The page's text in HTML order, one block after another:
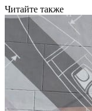
Читайте также